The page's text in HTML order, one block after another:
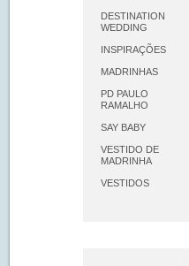
DESTINATION
WEDDING
INSPIRAÇÕES
MADRINHAS
PD PAULO
RAMALHO
SAY BABY
VESTIDO DE
MADRINHA
VESTIDOS